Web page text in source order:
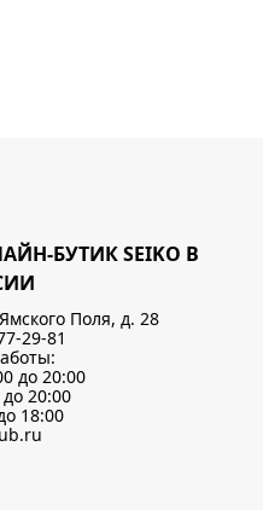
БУТИК SEIKO В
Поля, д. 28
29-81
до 20:00
20:00
18:00